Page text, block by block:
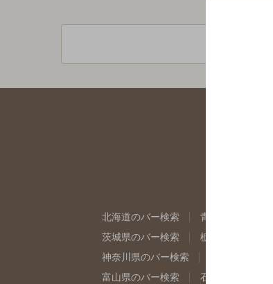
北海道のバー検索 青森県のバー検索
茨城県のバー検索
栃木県のバー検索
神奈川県のバー検索
富山県のバー検索
石川県のバー検索